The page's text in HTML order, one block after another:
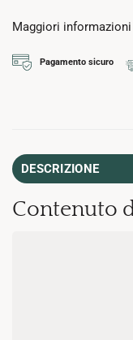
Maggiori
Pagamento sicuro
DESCRIZIONE
Contenuto